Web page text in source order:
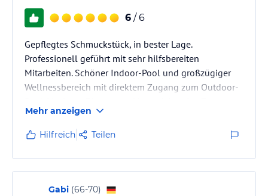
6 / 6
Gepflegtes Schmuckstück, in bester Lage.
Professionell geführt mit sehr hilfsbereiten
Mitarbeiten. Schöner Indoor-Pool und großzügiger
Wellnessbereich mit direktem Zugang zum Outdoor-
Ich persönlich freu mich auf den nächsten Aufenthalt.
Mehr anzeigen
Hilfreich Teilen
Gabi (66-70)